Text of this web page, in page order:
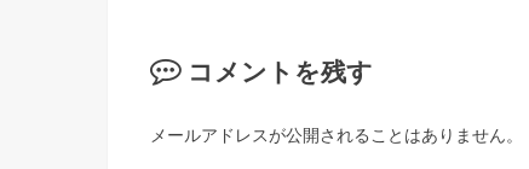
コメントを残す
メールアドレスが公開されることはありません。